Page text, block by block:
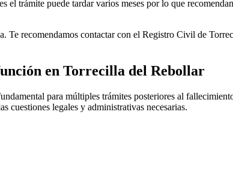
el trámite puede tardar varios meses por lo que
Te recomendamos contactar con el Registro Civil de
en Torrecilla del Rebollar
para múltiples trámites posteriores al
cuestiones legales y administrativas necesarias.